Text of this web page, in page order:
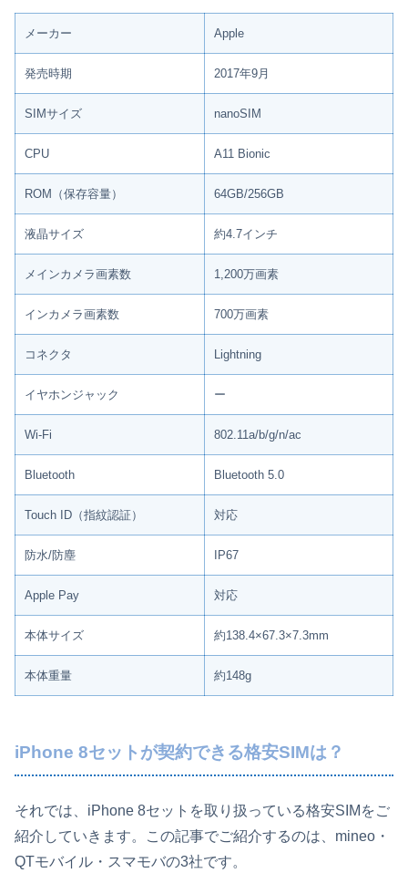
メーカー Apple
発売時期 2017年9月
SIMサイズ nanoSIM
CPU A11 Bionic
ROM（保存容量） 64GB/256GB
液晶サイズ 約4.7インチ
メインカメラ画素数 1,200万画素
インカメラ画素数 700万画素
コネクタ Lightning
イヤホンジャック ー
Wi-Fi 802.11a/b/g/n/ac
Bluetooth Bluetooth 5.0
Touch ID（指紋認証） 対応
防水/防塵 IP67
Apple Pay 対応
本体サイズ 約138.4×67.3×7.3mm
本体重量 約148g
iPhone 8セットが契約できる格安SIMは？
それでは、iPhone 8セットを取り扱っている格安SIMをご
紹介していきます。この記事でご紹介するのは、mineo・
QTモバイル・スマモバの3社です。